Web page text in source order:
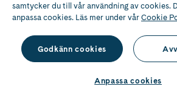
samtycker du till vår användning av cookies.
anpassa cookies. Läs mer under vårCookie
Godkänn cookies
Anpassa cookies